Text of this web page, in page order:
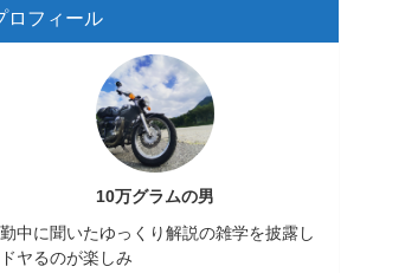
ロフィール
10万グラムの男
中に聞いたゆっくり解説の雑学を披露し
ヤるのが楽しみ